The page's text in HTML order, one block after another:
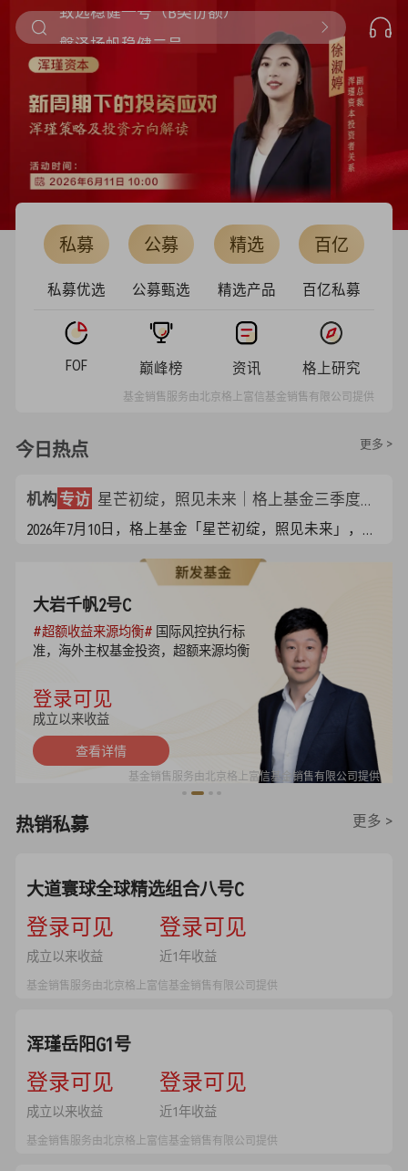
大道寰球全球精选组合六号A期（C类份额）
致远稳健一号（B类份额）
私募
私募优选
公募
公募甄选
精选
精选产品
百亿
百亿私募
FOF 巅峰榜 资讯 格上研究
基金销售服务由北京格上富信基金销售有限公司提供
今日热点 更多 >
机构专访 星芒初绽，照见未来｜格上基金三季度资产配置策略会圆满落幕
大岩千帆2号C
#超额收益来源均衡# 国际风控执行标
准，海外主权基金投资，超额来源均衡
--
登录可见
成立以来收益
查看详情
基金销售服务由北京格上富信基金销售有限公司提供
热销私募 更多 >
大道寰球全球精选组合八号C
--
登录可见
成立以来收益
--
登录可见
近1年收益
基金销售服务由北京格上富信基金销售有限公司提供
浑瑾岳阳G1号
--
登录可见
成立以来收益
--
登录可见
近1年收益
基金销售服务由北京格上富信基金销售有限公司提供